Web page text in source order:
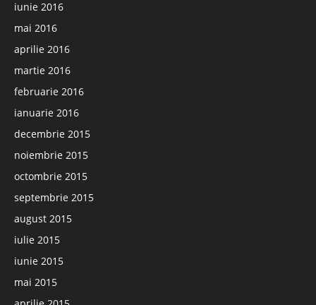
iunie 2016
mai 2016
aprilie 2016
martie 2016
februarie 2016
ianuarie 2016
decembrie 2015
noiembrie 2015
octombrie 2015
septembrie 2015
august 2015
iulie 2015
iunie 2015
mai 2015